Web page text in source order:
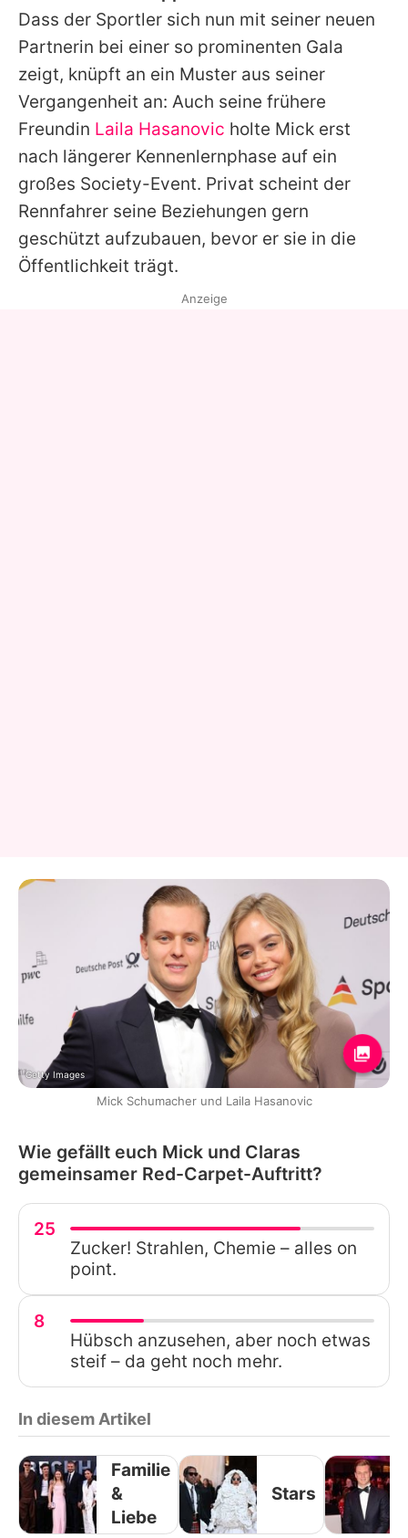
Dass der Sportler sich nun mit seiner neuen
Partnerin bei einer so prominenten Gala
zeigt, knüpft an ein Muster aus seiner
Vergangenheit an: Auch seine frühere
Freundin Laila Hasanovic holte Mick erst
nach längerer Kennenlernphase auf ein
großes Society-Event. Privat scheint der
Rennfahrer seine Beziehungen gern
geschützt aufzubauen, bevor er sie in die
Öffentlichkeit trägt.
Anzeige
Getty Images
Mick Schumacher und Laila Hasanovic
Wie gefällt euch Mick und Claras
gemeinsamer Red-Carpet-Auftritt?
25
Zucker! Strahlen, Chemie – alles on
point.
8
Hübsch anzusehen, aber noch etwas
steif – da geht noch mehr.
In diesem Artikel
Familie
&
Liebe
Stars